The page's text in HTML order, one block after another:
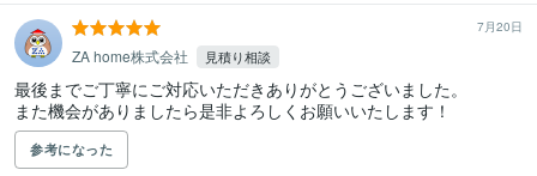
7月20日
ZA home株式会社 見積り相談
最後までご丁寧にご対応いただきありがとうございました。
また機会がありましたら是非よろしくお願いいたします！
参考になった